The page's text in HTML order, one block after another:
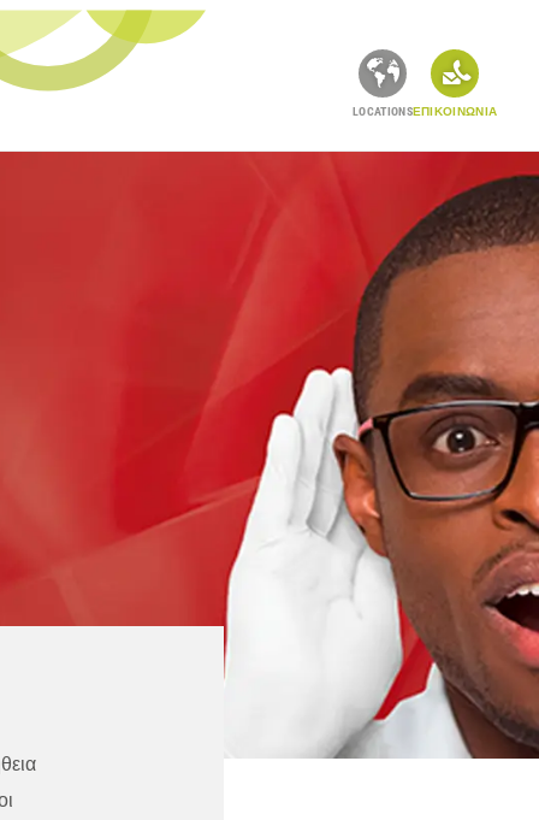
LOCATIONSΕΠΙΚΟΙΝΩΝΙΑ